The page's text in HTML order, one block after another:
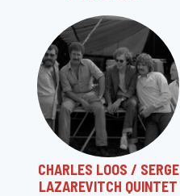
CHARLES LOOS / SERGE
LAZAREVITCH QUINTET